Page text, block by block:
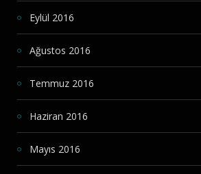
Eylül 2016
Ağustos 2016
Temmuz 2016
Haziran 2016
Mayıs 2016